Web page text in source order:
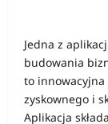
Jedna z
budowania
to
zyskownego i
Aplikacja